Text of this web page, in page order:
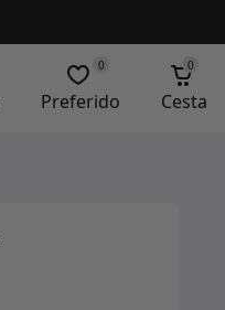
Preferido
0
Cesta
0